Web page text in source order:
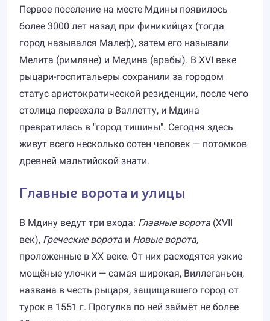
Первое поселение на месте Мдины появилось
более 3000 лет назад при финикийцах (тогда
город назывался Малеф), затем его называли
Мелита (римляне) и Медина (арабы). В XVI веке
рыцари-госпитальеры сохранили за городом
статус аристократической резиденции, после чего
столица переехала в Валлетту, и Мдина
превратилась в "город тишины". Сегодня здесь
живут всего несколько сотен человек — потомков
древней мальтийской знати.
Главные ворота и улицы
В Мдину ведут три входа: Главные ворота (XVII
век), Греческие ворота и Новые ворота,
проложенные в XX веке. От них расходятся узкие
мощёные улочки — самая широкая, Виллеганьон,
названа в честь рыцаря, защищавшего город от
турок в 1551 г. Прогулка по ней займёт не более